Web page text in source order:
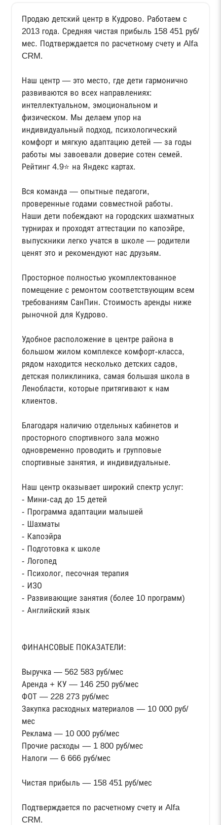
Продаю детский центр в Кудрово. Работаем с
2013 года. Средняя чистая прибыль 158 451 руб/
мес. Подтверждается по расчетному счету и Alfa
CRM.
Наш центр — это место, где дети гармонично
развиваются во всех направлениях:
интеллектуальном, эмоциональном и
физическом. Мы делаем упор на
индивидуальный подход, психологический
комфорт и мягкую адаптацию детей — за годы
работы мы завоевали доверие сотен семей.
Рейтинг 4.9⭐️ на Яндекс картах.
Вся команда — опытные педагоги,
проверенные годами совместной работы.
Наши дети побеждают на городских шахматных
турнирах и проходят аттестации по капоэйре,
выпускники легко учатся в школе — родители
ценят это и рекомендуют нас друзьям.
Просторное полностью укомплектованное
помещение с ремонтом соответствующим всем
требованиям СанПин. Стоимость аренды ниже
рыночной для Кудрово.
Удобное расположение в центре района в
большом жилом комплексе комфорт-класса,
рядом находится несколько детских садов,
детская поликлиника, самая большая школа в
Ленобласти, которые притягивают к нам
клиентов.
Благодаря наличию отдельных кабинетов и
просторного спортивного зала можно
одновременно проводить и групповые
спортивные занятия, и индивидуальные.
Наш центр оказывает широкий спектр услуг:
- Мини-сад до 15 детей
- Программа адаптации малышей
- Шахматы
- Капоэйра
- Подготовка к школе
- Логопед
- Психолог, песочная терапия
- ИЗО
- Развивающие занятия (более 10 программ)
- Английский язык
ФИНАНСОВЫЕ ПОКАЗАТЕЛИ:
Выручка — 562 583 руб/мес
Аренда + КУ — 146 250 руб/мес
ФОТ — 228 273 руб/мес
Закупка расходных материалов — 10 000 руб/
мес
Реклама — 10 000 руб/мес
Прочие расходы — 1 800 руб/мес
Налоги — 6 666 руб/мес
Чистая прибыль — 158 451 руб/мес
Подтверждается по расчетному счету и Alfa
CRM.